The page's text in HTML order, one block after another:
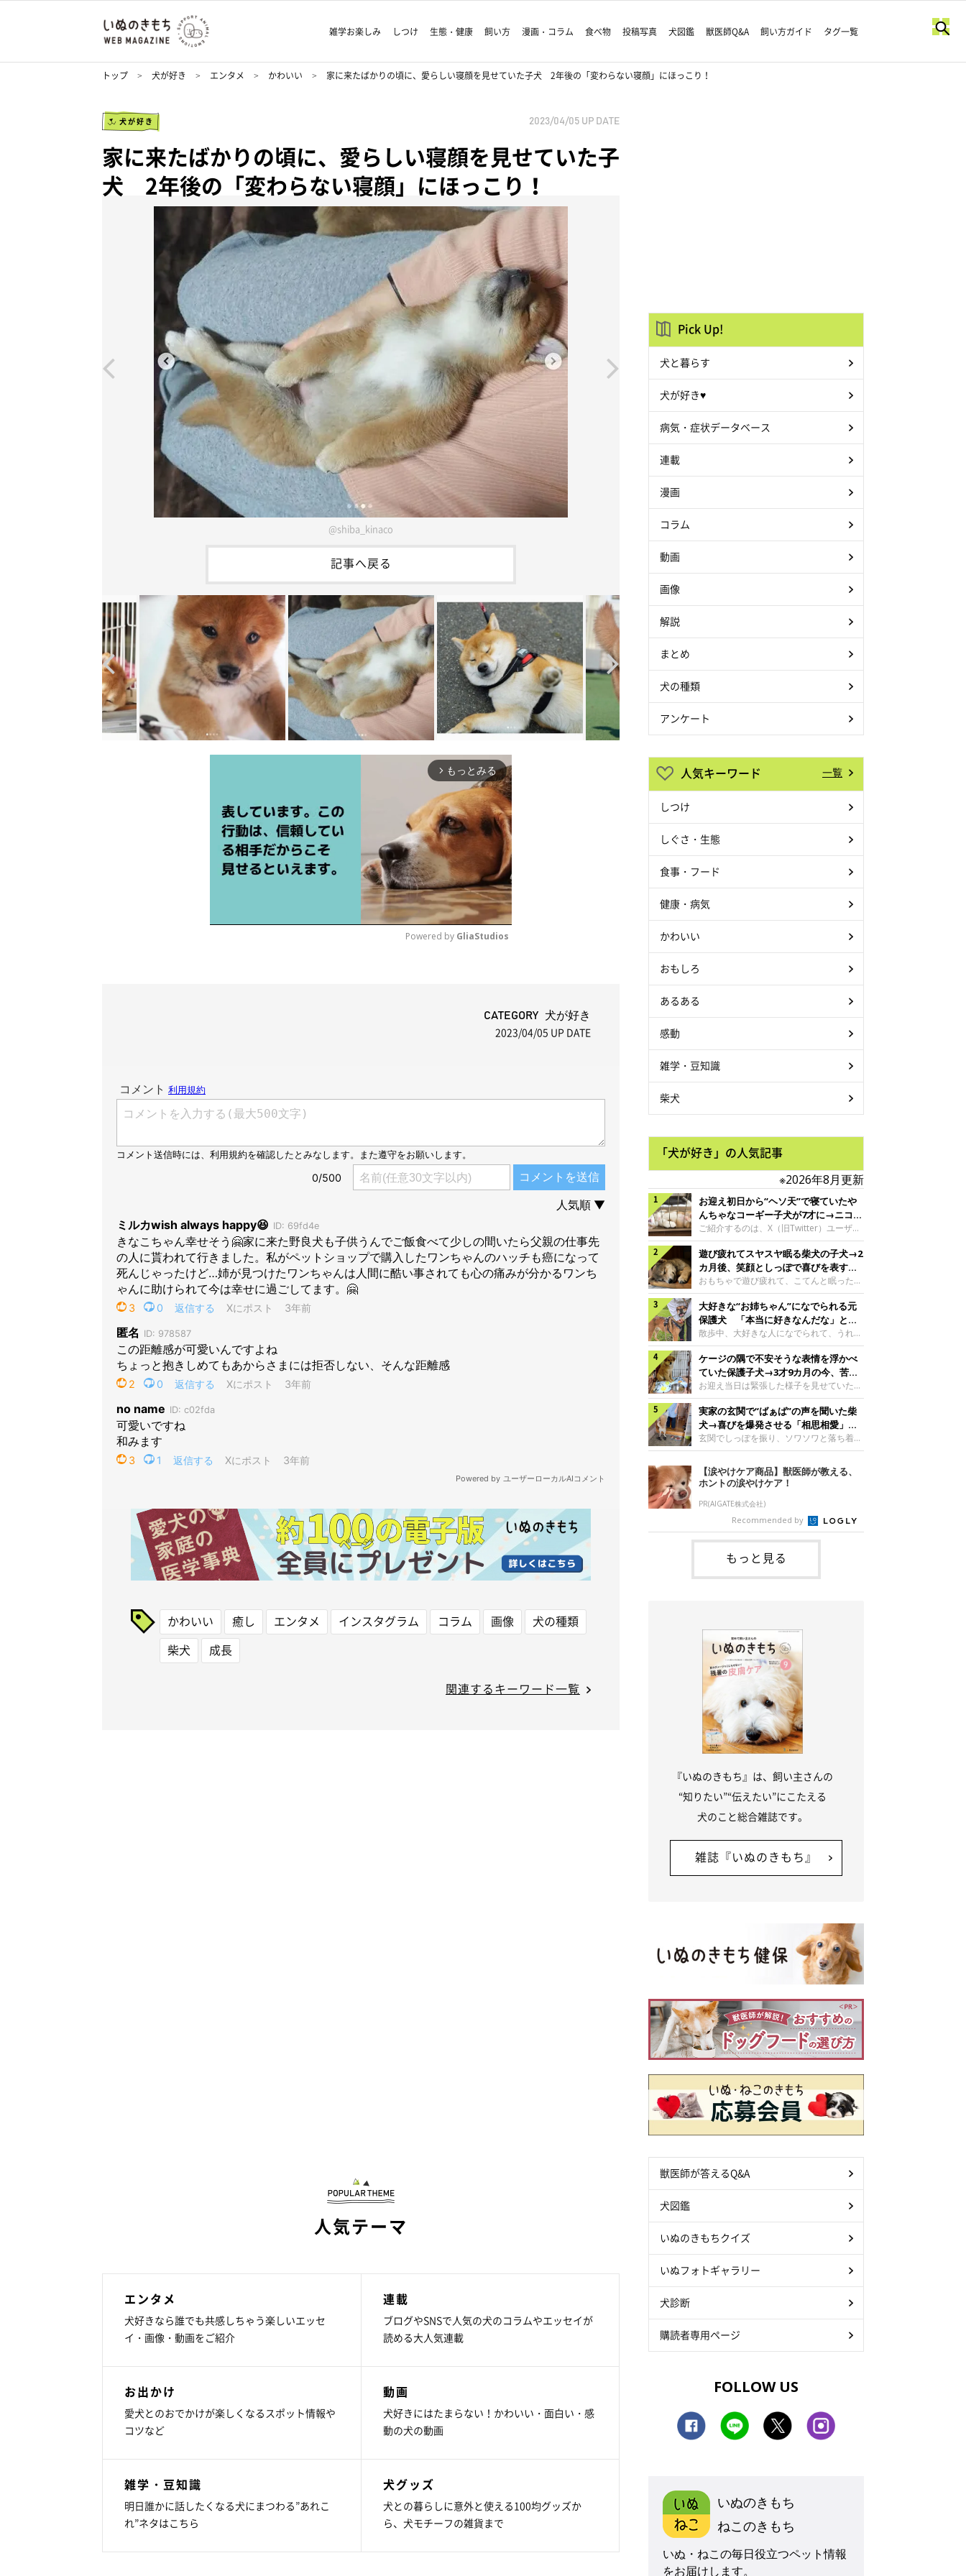
雑学お楽しみ しつけ 生態・健康 飼い方 漫画・コラム 食べ物 投稿写真 犬図鑑 獣医師Q&A 飼い方ガイド タグ一覧
トップ 犬が好き エンタメ かわいい 家に来たばかりの頃に、愛らしい寝顔を見せていた子犬 2年後の「変わらない寝顔」にほっこり！
犬が好き 2023/04/05 UP DATE
家に来たばかりの頃に、愛らしい寝顔を見せていた子
犬 2年後の「変わらない寝顔」にほっこり！
@shiba_kinaco
記事へ戻る
arrow_forward_ios もっとみる
Powered by GliaStudios
CATEGORY 犬が好き
2023/04/05 UP DATE
かわいい 癒し エンタメ インスタグラム コラム 画像
犬の種類
柴犬
成長
関連するキーワード一覧
人気テーマ
エンタメ
犬好きなら誰でも共感しちゃう楽しいエッセ
イ・画像・動画をご紹介
連載
ブログやSNSで人気の犬のコラムやエッセイが
読める大人気連載
お出かけ
愛犬とのおでかけが楽しくなるスポット情報や
コツなど
動画
犬好きにはたまらない！かわいい・面白い・感
動の犬の動画
雑学・豆知識
明日誰かに話したくなる犬にまつわる”あれこ
れ”ネタはこちら
犬グッズ
犬との暮らしに意外と使える100均グッズか
ら、犬モチーフの雑貨まで
Pick Up!
犬と暮らす
犬が好き♥
病気・症状データベース
連載
漫画
コラム
動画
画像
解説
まとめ
犬の種類
アンケート
人気キーワード 一覧
しつけ
しぐさ・生態
食事・フード
健康・病気
かわいい
おもしろ
あるある
感動
雑学・豆知識
柴犬
「犬が好き」の人気記事
※2026年8月更新
お迎え初日から“ヘソ天”で寝ていたや
んちゃなコーギー子犬が7才に→ニコニ
コ“コーギースマイル”が魅力のコに成
長！
ご紹介するのは、X（旧Twitter）ユーザー
＠Kus1oKg2vsgdWS2さんの愛犬でウェル
シュ・コーギー・ペンブロークの神楽ちゃ
ん。今年の8月で7才になるという神楽ちゃ
んですが、いったいどんな子犬時代を過ご
したのでしょうか。今回は、神楽ちゃんの
成長を飼い主さんと振り返ります！神楽ち
ゃんの成長について聞いた！お迎えから数
日後の神楽ちゃん（撮影時生後2カ月）＠
Kus1oKg2vsgdWS2――お迎え当初の神楽
ちゃんの様子について教えてください。飼
い主さん： 「お迎え当日から“ヘソ天”で寝
るようなコでし
遊び疲れてスヤスヤ眠る柴犬の子犬→2
カ月後、笑顔としっぽで喜びを表すコ
に成長！
おもちゃで遊び疲れて、こてんと眠った子
犬。あれから2カ月、表情や行動にさまざ
まな変化が見られるようになりました。遊
び疲れて眠る生後2カ月のなっちゃん遊び
疲れた様子のなっちゃん。@Pkndg_紹介
するのは、X（旧Twitter）ユーザー
@Pkndg_さんの愛犬・なっちゃん（取材
時、生後4カ月／柴犬）。こちらの写真
は、なっちゃんが生後2カ月のころに撮影
された一枚です。この日、なっちゃんは家
族と一緒におもちゃで遊んでいました。た
くさん遊んで疲れたのか、その後は眠り始
めたそうです。眠るなっちゃん。
@Pkndg_
大好きな“お姉ちゃん”になでられる元
保護犬 「本当に好きなんだな」と感
じる表情にほっこり
散歩中、大好きな人になでられて、うれし
そうな表情を見せる元保護犬。甘えるよう
な姿に、見ているこちらまでほっこりしま
す。大好きな“お姉ちゃん”に甘える小次郎
くん妹さんになでてもらい、うれしそうな
表情を見せる小次郎くん（2026年6月撮
影）。@mika_Jimmy紹介するのは、X（旧
Twitter）ユーザー@mika_Jimmyさんの愛
犬・小次郎くん（撮影時5才）。こちら
は、飼い主さんの妹さんと一緒に散歩をし
日、飼い主さんは実家から自宅へ帰る途
中、妹さんと公園で待ち合わせ
ケージの隅で不安そうな表情を浮かべ
ていた保護子犬→3才9カ月の今、苦手
を克服し頼もしいコに成長！
お迎え当日は緊張した様子を見せていた元
野犬の保護子犬。あれから約3年半、苦手
だったことを一つひとつ克服し、家族に寄
り添う姿を見せています。お迎え当日、ケ
ージの隅で不安そうにお迎え当日のシルビ
アちゃん。@nemonemotos今回紹介する
のは、X（旧Twitter）ユーザー
@nemonemotosさんの愛犬・シルビアち
ゃん（撮影当時、生後推定2カ月）。飼い
主さんが「#最初に撮った一枚」として投
稿した写真には、ケージの隅で不安そうな
表情を浮かべるシルビアちゃんの姿が写っ
ていました。こちらは、保護犬だったシル
実家の玄関で“ばぁば”の声を聞いた柴
犬→喜びを爆発させる「相思相愛」な
光景にほっこり
玄関でしっぽを振り、ソワソワと落ち着か
ない様子の柴犬。その先には、大好きな人
との再会が待っていました。玄関でソワソ
ワする福丸くんソワソワした様子を見せる
福丸くん。@totomo_fukumaru紹介する
のは、X（旧Twitter）ユーザー
@totomo_fukumaruさんが投稿していた
動画。玄関でしっぽを振っているのは、愛
犬・福丸くん（撮影時11才／柴犬）です。
何やらソワソワしている様子が印象的です
が、それにはほっこりする理由がありまし
た。 玄関で聞こえた、うれしい声ばぁば
【涙やけケア商品】獣医師が教える、
ホントの涙やけケア！
PR(AIGATE株式会社)
Recommended by
もっと見る
『いぬのきもち』は、飼い主さんの
“知りたい”“伝えたい”にこたえる
犬のこと総合雑誌です。
雑誌『いぬのきもち』
獣医師が答えるQ&A
犬図鑑
いぬのきもちクイズ
いぬフォトギャラリー
犬診断
購読者専用ページ
FOLLOW US
いぬのきもち
ねこのきもち
いぬ・ねこの毎日役立つペット情報
をお届けします。